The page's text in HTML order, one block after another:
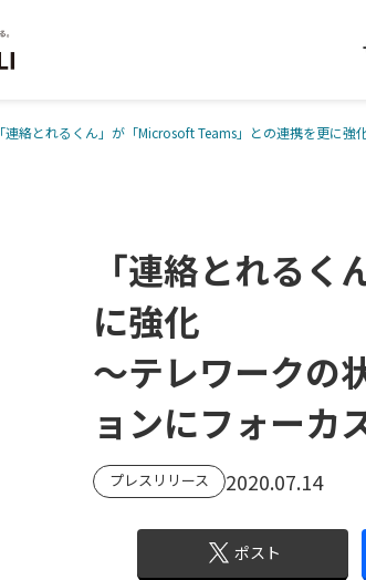
「連絡とれるくん」が「Microsoft Teams」との連携を更に
「連絡とれる
に強化
～テレワークの
ョンにフォーカ
プレスリリース 2020.07.14
ポスト